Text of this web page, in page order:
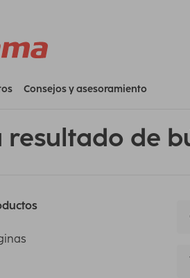
Consejos y asesoramiento
resultado de